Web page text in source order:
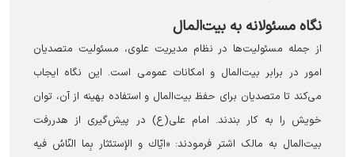
نگاه مسئولانه به بیت‌المال
از جمله مسئولیت‌ها در نظام مدیریت علوی، مسئولیت متصدیان
امور در برابر بیت‌المال و امکانات عمومی است. این نگاه ایجاب
می‌کند تا متصدیان برای حفظ بیت‌المال و استفاده بهینه از آن، توان
خویش را به کار بندند. امام علی(ع) در پیش‌گیری از هدررفت
بیت‌المال به مالک اشتر فرمودند: «ایّاك و الإستئثار بِما النّاسُ فيه